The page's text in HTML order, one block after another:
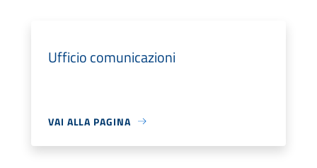
Ufficio comunicazioni
VAI ALLA PAGINA